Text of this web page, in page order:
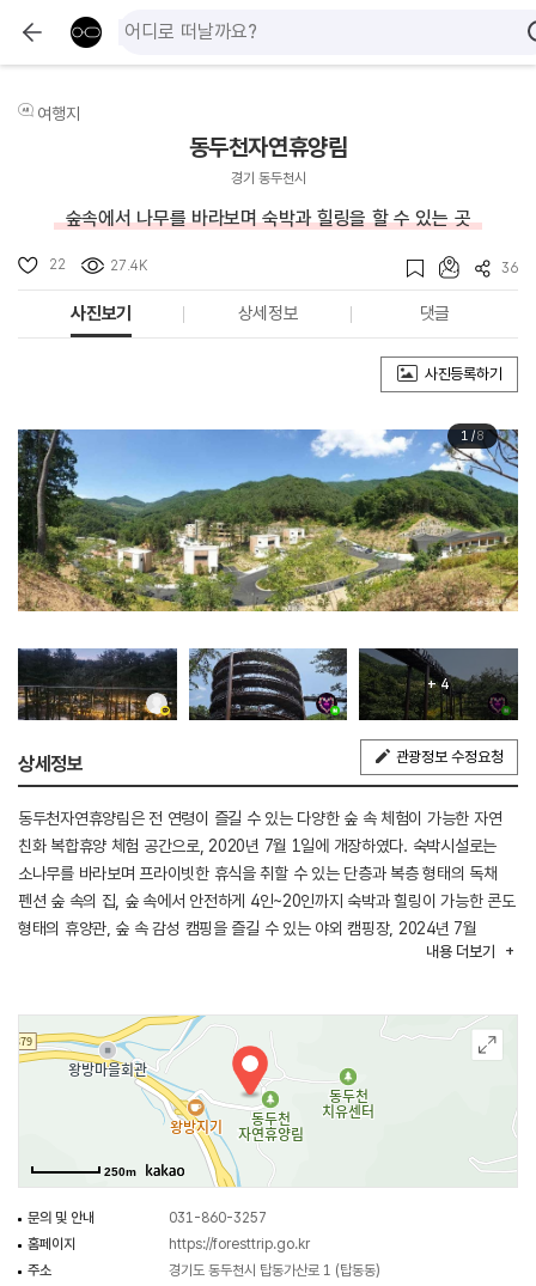
여행지
동두천자연휴양림
경기 동두천시
숲속에서 나무를 바라보며 숙박과 힐링을 할 수 있는 곳
22 27.4K 36
사진보기 상세정보 댓글
사진등록하기
1/8
+ 4
상세정보 관광정보 수정요청
동두천자연휴양림은 전 연령이 즐길 수 있는 다양한 숲 속 체험이 가능한 자연
친화 복합휴양 체험 공간으로, 2020년 7월 1일에 개장하였다. 숙박시설로는
소나무를 바라보며 프라이빗한 휴식을 취할 수 있는 단층과 복층 형태의 독채
펜션 숲 속의 집, 숲 속에서 안전하게 4인~20인까지 숙박과 힐링이 가능한 콘도
형태의 휴양관, 숲 속 감성 캠핑을 즐길 수 있는 야외 캠핑장, 2024년 7월
새롭게 문을 연 히노끼탕 및 트램폴린, 룸 내 야외 테이블과 바비큐 시설을 갖춘
전경을 볼 수 있는 배치로 밖으로 나가지 않더라도 숲을 즐길 수 있도록
구성되어 있다. 체크인할 때 제공되는 지도안내문은 보기 쉽게 되어 있어
당일에도 다양한 프로그램을 체험하고 주변을 산책할 수 있게 도와준다.
체험시설은 숲 체험길, 숲 놀이터, 계곡, 초화원에서 다양한 체험이 가능한
유아숲체험원과 20~140인 수용 가능한 세미나실, 계절과 날씨에 상관없이 숲
속 모험을 즐길 수 있는 가족 테마파크 놀자숲, 계절별 포토존이 운영될 넓은
잔디광장, 다양한 주체의 친환경 목공제품을 만들어보는 나눔목공소 등 다양한
있다.
내용 더보기
250m
문의 및 안내
031-860-3257
홈페이지
https://foresttrip.go.kr
주소
경기도 동두천시 탑동가산로 1 (탑동동)